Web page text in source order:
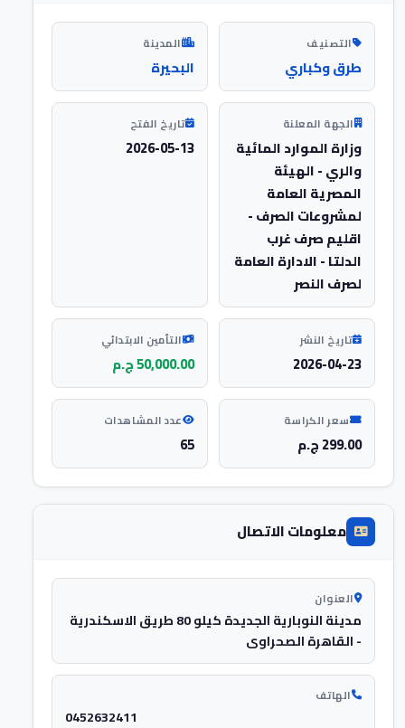
التصنيف
طرق وكباري
المدينة
البحيرة
الجهة المعلنة
وزارة الموارد المائية
والري - الهيئة
المصرية العامة
لمشروعات الصرف -
اقليم صرف غرب
الدلتا - الادارة العامة
لصرف النصر
تاريخ الفتح
2026-05-13
تاريخ النشر
2026-04-23
التأمين الابتدائي
50,000.00 ج.م
سعر الكراسة
299.00 ج.م
عدد المشاهدات
65
معلومات الاتصال
العنوان
مدينة النوبارية الجديدة كيلو 80 طريق الاسكندرية
- القاهرة الصحراوى
الهاتف
0452632411